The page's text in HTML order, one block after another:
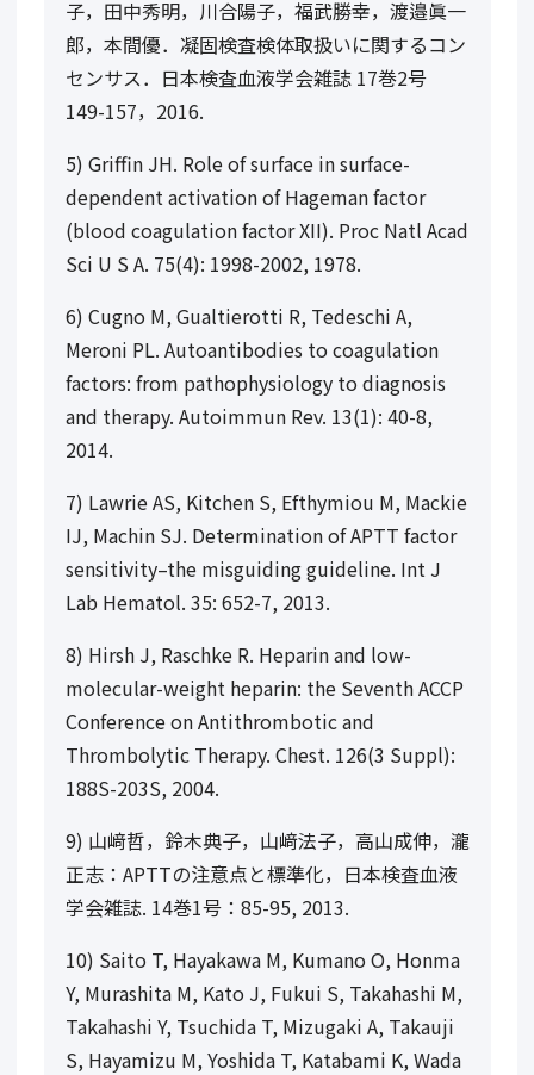
子，田中秀明，川合陽子，福武勝幸，渡邉眞一
郎，本間優．凝固検査検体取扱いに関するコン
センサス．日本検査血液学会雑誌17巻2号
149-157， 2016.
5) Griffin JH. Role of surface in surface-
dependent activation of Hageman factor
(blood coagulation factor XII). Proc Natl Acad
Sci U S A. 75(4): 1998-2002, 1978.
6) Cugno M, Gualtierotti R, Tedeschi A,
Meroni PL. Autoantibodies to coagulation
factors: from pathophysiology to diagnosis
and therapy. Autoimmun Rev. 13(1): 40-8,
2014.
7) Lawrie AS, Kitchen S, Efthymiou M, Mackie
IJ, Machin SJ. Determination of APTT factor
sensitivity–the misguiding guideline. Int J
Lab Hematol. 35: 652-7, 2013.
8) Hirsh J, Raschke R. Heparin and low-
molecular-weight heparin: the Seventh ACCP
Conference on Antithrombotic and
Thrombolytic Therapy. Chest. 126(3 Suppl):
188S-203S, 2004.
9) 山﨑哲，鈴木典子，山﨑法子，高山成伸，瀧
正志： APTTの注意点と標準化，日本検査血液
学会雑誌. 14巻1号： 85-95, 2013.
10) Saito T, Hayakawa M, Kumano O, Honma
Y, Murashita M, Kato J, Fukui S, Takahashi M,
Takahashi Y, Tsuchida T, Mizugaki A, Takauji
S, Hayamizu M, Yoshida T, Katabami K, Wada